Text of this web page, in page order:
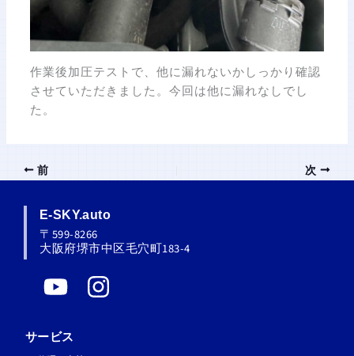
作業後加圧テストで、他に漏れないかしっかり確認
させていただきました。今回は他に漏れなしでし
た。
前 次
E-SKY.auto
〒599-8266
大阪府堺市中区毛穴町183-4
Y
o
u
I
n
サービス